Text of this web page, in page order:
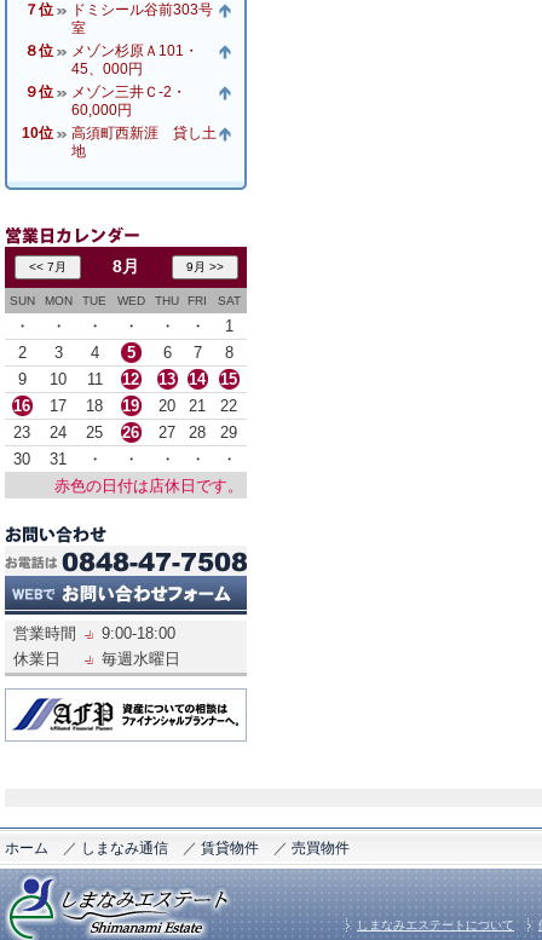
７位
ドミシール谷前303号
室
８位
メゾン杉原Ａ101・
45、000円
９位
メゾン三井Ｃ-2・
60,000円
10位
高須町西新涯 貸し土
地
8月
SUN MON TUE WED THU FRI SAT
・ ・ ・ ・ ・ ・
1
2
3 4 5 6 7
8
9
10 11 12 13 14
15
16
17 18 19 20 21
22
23
24 25 26 27 28
29
30
31 ・ ・ ・ ・
・
赤色の日付は店休日です。
営業時間
9:00-18:00
休業日
毎週水曜日
ホーム ／ しまなみ通信 ／ 賃貸物件 ／ 売買物件
しまなみエステートについて